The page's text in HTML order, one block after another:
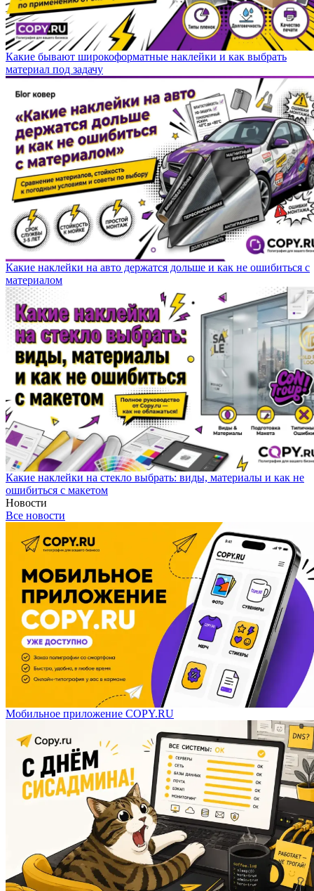
Какие бывают широкоформатные наклейки и как выбрать
материал под задачу
Какие наклейки на авто держатся дольше и как не ошибиться с
материалом
Какие наклейки на стекло выбрать: виды, материалы и как не
ошибиться с макетом
Новости
Все новости
Мобильное приложение COPY.RU